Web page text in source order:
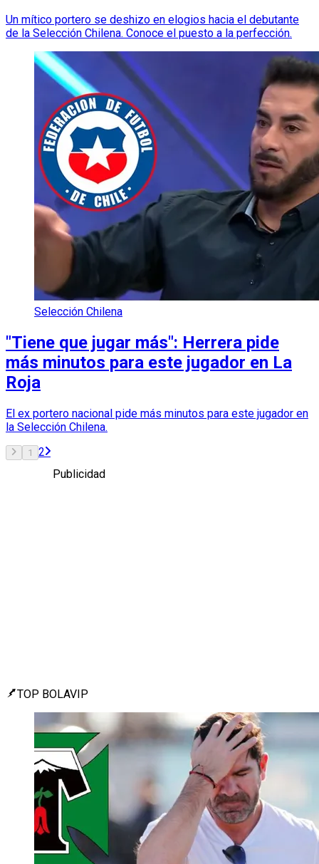
Un mítico portero se deshizo en elogios hacia el debutante
de la Selección Chilena. Conoce el puesto a la perfección.
Selección Chilena
"Tiene que jugar más": Herrera pide
más minutos para este jugador en La
Roja
El ex portero nacional pide más minutos para este jugador en
la Selección Chilena.
1
2
Publicidad
TOP BOLAVIP